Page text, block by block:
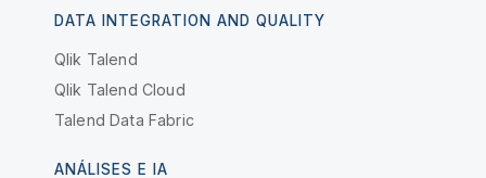
DATA INTEGRATION AND QUALITY
Qlik Talend
Qlik Talend Cloud
Talend Data Fabric
ANÁLISES E IA